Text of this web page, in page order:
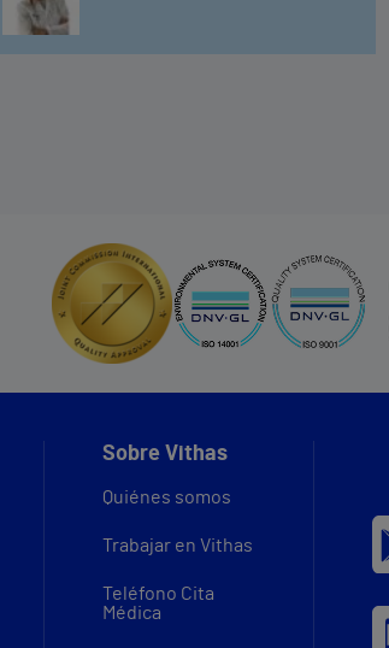
Sobre Vithas
Quiénes somos
Trabajar en Vithas
Teléfono Cita
Médica